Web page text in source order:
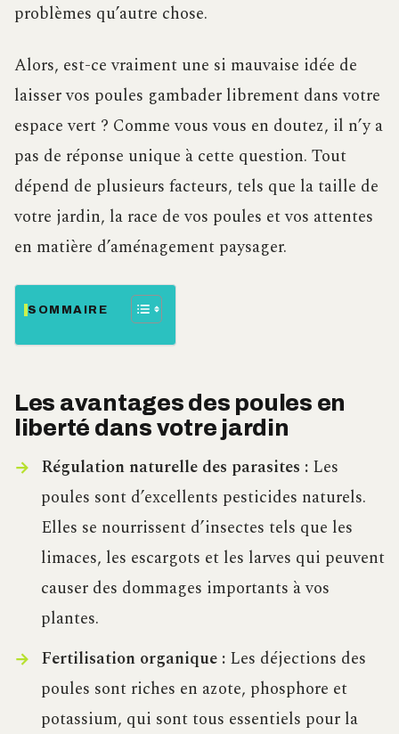
problèmes qu’autre chose.
Alors, est-ce vraiment une si mauvaise idée de
laisser vos poules gambader librement dans votre
espace vert ? Comme vous vous en doutez, il n’y a
pas de réponse unique à cette question. Tout
dépend de plusieurs facteurs, tels que la taille de
votre jardin, la race de vos poules et vos attentes
en matière d’aménagement paysager.
SOMMAIRE
Les avantages des poules en
liberté dans votre jardin
Régulation naturelle des parasites :Les
poules sont d’excellents pesticides naturels.
Elles se nourrissent d’insectes tels que les
limaces, les escargots et les larves qui peuvent
causer des dommages importants à vos
plantes.
Fertilisation organique :Les déjections des
poules sont riches en azote, phosphore et
potassium, qui sont tous essentiels pour la